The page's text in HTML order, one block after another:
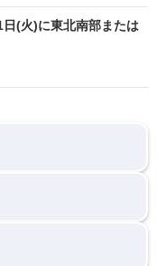
(火)に東北南部または